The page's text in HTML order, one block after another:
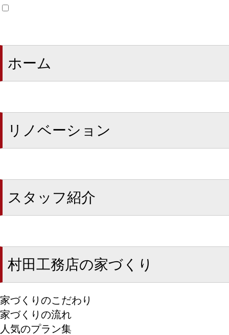
ホーム
リノベーション
スタッフ紹介
村田工務店の家づくり
家づくりのこだわり
家づくりの流れ
人気のプラン集